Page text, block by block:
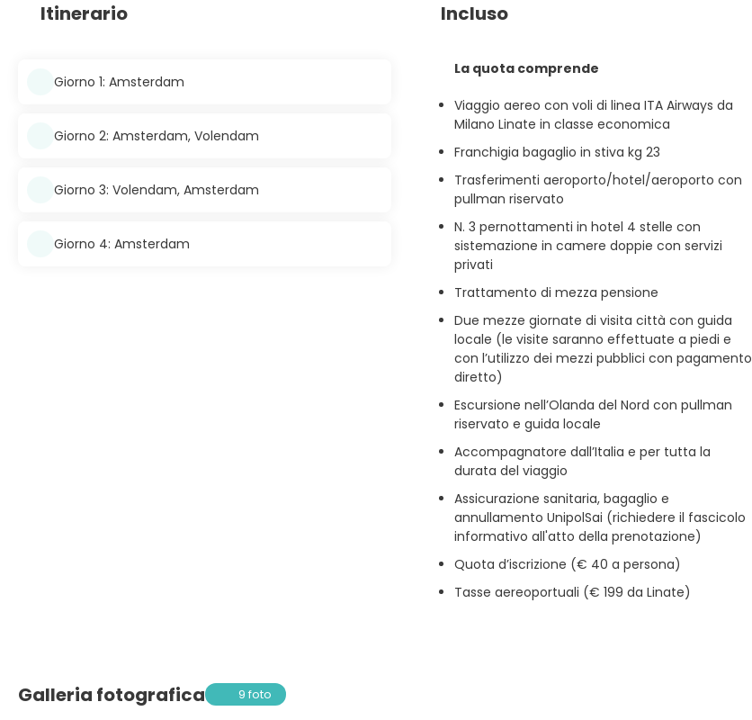
Itinerario
Giorno 1: Amsterdam
Giorno 2: Amsterdam, Volendam
Giorno 3: Volendam, Amsterdam
Giorno 4: Amsterdam
Incluso
La quota comprende
Viaggio aereo con voli di linea ITA Airways da
Milano Linate in classe economica
Franchigia bagaglio in stiva kg 23
Trasferimenti aeroporto/hotel/aeroporto con
pullman riservato
N. 3 pernottamenti in hotel 4 stelle con
sistemazione in camere doppie con servizi
privati
Trattamento di mezza pensione
Due mezze giornate di visita città con guida
locale (le visite saranno effettuate a piedi e
con l’utilizzo dei mezzi pubblici con pagamento
diretto)
Escursione nell’Olanda del Nord con pullman
riservato e guida locale
Accompagnatore dall’Italia e per tutta la
durata del viaggio
Assicurazione sanitaria, bagaglio e
annullamento UnipolSai (richiedere il fascicolo
informativo all'atto della prenotazione)
Quota d’iscrizione (€ 40 a persona)
Tasse aereoportuali (€ 199 da Linate)
Galleria fotografica 9 foto